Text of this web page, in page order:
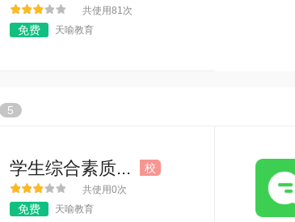
共使用81次
免费 天喻教育
5
学生综合素质... 校
共使用0次
免费 天喻教育